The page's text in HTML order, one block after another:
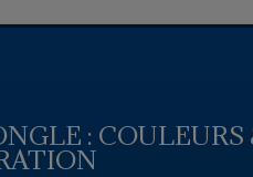
: COULEURS